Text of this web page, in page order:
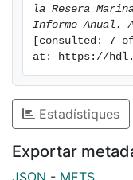
la Resera
Informe Anual.
[consulted: 7
at: https://
Estadístiques
Exportar
JSON - METS